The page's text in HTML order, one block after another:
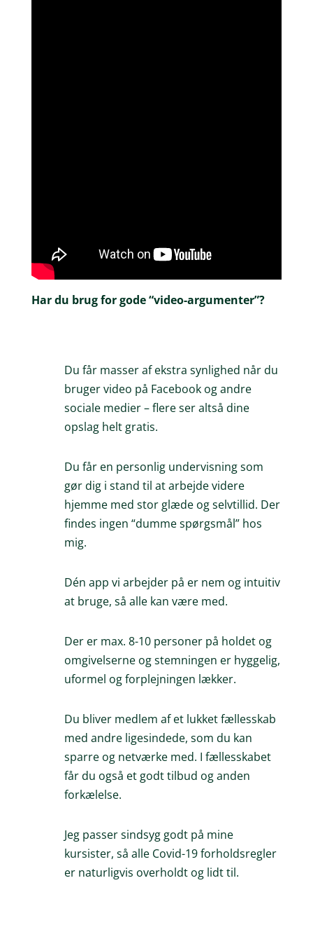
Har du brug for gode “video-argumenter”?
Du får masser af ekstra synlighed når du
bruger video på Facebook og andre
sociale medier – flere ser altså dine
opslag helt gratis.
Du får en personlig undervisning som
gør dig i stand til at arbejde videre
hjemme med stor glæde og selvtillid. Der
findes ingen “dumme spørgsmål” hos
mig.
Dén app vi arbejder på er nem og intuitiv
at bruge, så alle kan være med.
Der er max. 8-10 personer på holdet og
omgivelserne og stemningen er hyggelig,
uformel og forplejningen lækker.
Du bliver medlem af et lukket fællesskab
med andre ligesindede, som du kan
sparre og netværke med. I fællesskabet
får du også et godt tilbud og anden
forkælelse.
Jeg passer sindsyg godt på mine
kursister, så alle Covid-19 forholdsregler
er naturligvis overholdt og lidt til.